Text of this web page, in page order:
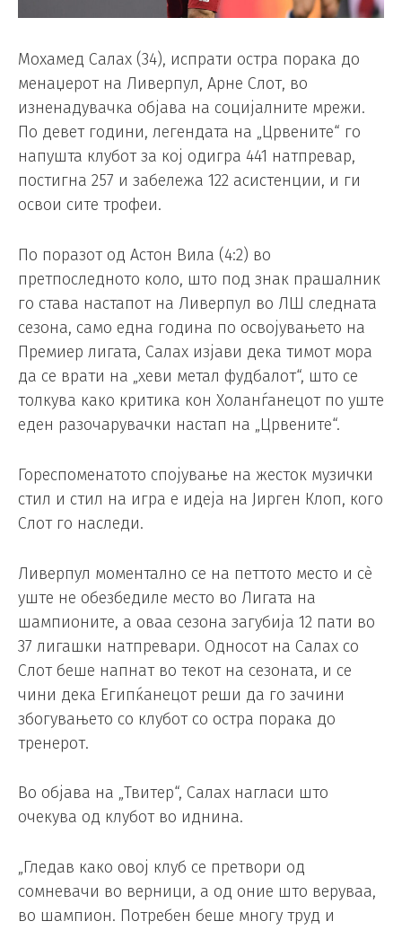
Мохамед Салах (34), испрати остра порака до
менаџерот на Ливерпул, Арне Слот, во
изненадувачка објава на социјалните мрежи.
По девет години, легендата на „Црвените“ го
напушта клубот за кој одигра 441 натпревар,
постигна 257 и забележа 122 асистенции, и ги
освои сите трофеи.
По поразот од Астон Вила (4:2) во
претпоследното коло, што под знак прашалник
го става настапот на Ливерпул во ЛШ следната
сезона, само една година по освојувањето на
Премиер лигата, Салах изјави дека тимот мора
да се врати на „хеви метал фудбалот“, што се
толкува како критика кон Холанѓанецот по уште
еден разочарувачки настап на „Црвените“.
Гореспоменатото спојување на жесток музички
стил и стил на игра е идеја на Јирген Клоп, кого
Слот го наследи.
Ливерпул моментално се на петтото место и сè
уште не обезбедиле место во Лигата на
шампионите, а оваа сезона загубија 12 пати во
37 лигашки натпревари. Односот на Салах со
Слот беше напнат во текот на сезоната, и се
чини дека Египќанецот реши да го зачини
збогувањето со клубот со остра порака до
тренерот.
Во објава на „Твитер“, Салах нагласи што
очекува од клубот во иднина.
„Гледав како овој клуб се претвори од
сомневачи во верници, а од оние што веруваа,
во шампион. Потребен беше многу труд и